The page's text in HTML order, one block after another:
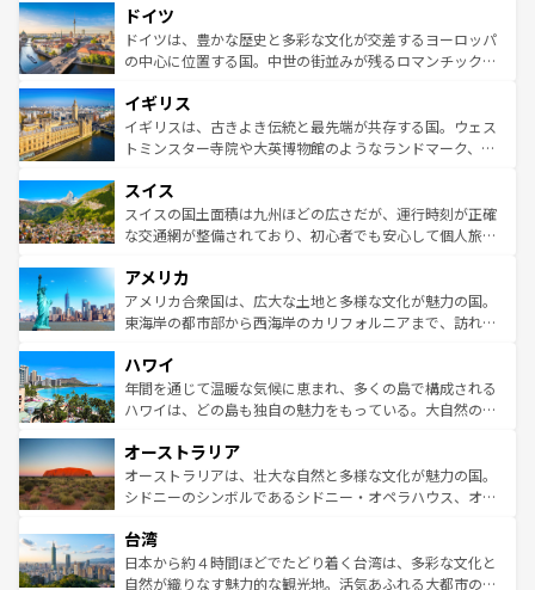
せる。地方によって風土や気候が異なるスペインはその個
性で訪れる人を魅了する。 なお、新着のスペイン情報は コ
ンテンツ一覧を参照してほしい。
で、幅広い魅力が詰まっている。華麗な宮殿、歴史的な大
聖堂、美しいビーチ、そして豊かな自然が、訪れる者を心
から魅了する。また、フランスは美食の国としても知ら
いる。シャンパンの発祥地であるランス、プロヴァンスの
香り高いラベンダー畑など、多彩な楽しみ方が可能だ。さ
らに、パリ以外の地域にも魅力が溢れており、どの街角に
れる地方に足を運ぶとそれぞれで全く異なる文化を体験で
きるだろう。 なお、新着のフランス情報はコンテンツ一覧
を参照してほしい。
ドイツ
ドイツは、豊かな歴史と多彩な文化が交差するヨーロッパ
の中心に位置する国。中世の街並みが残るロマンチック街
顔を持つこの国は、どこを歩いても飽きることがない。ベ
ルリンの文化的活気、バイエルン州のアルプスの絶景、そ
してライン川沿いのワイン畑といった風景は必見。ビール
は、お酒好きな人にはぜひ体験してほしい。 なお、新着の
ドイツ情報はコンテンツ一覧を参照してほしい。
イギリス
イギリスは、古きよき伝統と最先端が共存する国。ウェス
トミンスター寺院や大英博物館のようなランドマーク、歴
リアごとに異なる魅力がある。また、優雅なアフタヌーン
ティー、ビール好きにはたまらない英国パブ、サッカー観
戦など、本場だからこそできる体験も豊富。イギリスを旅
ンツ一覧を参照してほしい。
スイス
スイスの国土面積は九州ほどの広さだが、運行時刻が正確
な交通網が整備されており、初心者でも安心して個人旅行
の建物がそのまま残る町や、スイスならではのユニークな
博物館もあり、アルプス観光だけでなく町歩きも満喫する
ことができる。国民の所得が高いため物価も高いが、旅行
ば市内交通費無料で観光を楽しむこともできる。 なお、新
着のスイス情報はコンテンツ一覧 を参照してほしい。
アメリカ
アメリカ合衆国は、広大な土地と多様な文化が魅力の国。
東海岸の都市部から西海岸のカリフォルニアまで、訪れる
のような巨大都市は、観光、ショッピング、エンターテイ
ンメントが詰まった刺激的なスポットだ。一方、アメリカ
西部には大自然が広がり、グランドキャニオンやイエロー
部のニューオーリンズでは、音楽と美食が融合した独特の
文化が魅力。旅行者はアメリカの各地域で異なる魅力を楽
しみながら、その多様性と豊かな歴史を感じることができ
ならではの贅沢な旅のスタイルだ。 なお、新着のアメリカ
情報はコンテンツ一覧を参照してほしい。
ハワイ
年間を通じて温暖な気候に恵まれ、多くの島で構成される
ハワイは、どの島も独自の魅力をもっている。大自然の神
ワイ島は見逃せない。また、定番の観光地といえばオアフ
島だが、静かな自然を求めるならマウイ島やカウアイ島が
おすすめ。エメラルドグリーンに輝く海をはじめ、豊かな
れるおもてなしの心で訪れる人々を迎えてくれるハワイの
人々、おいしいローカルフードやハワイアンミュージッ
ク、伝統的なフラダンスなど、すべてがハワイの魅力を彩
オーストラリア
オーストラリアは、壮大な自然と多様な文化が魅力の国。
シドニーのシンボルであるシドニー・オペラハウス、オー
リアリーフや大陸中央部にそびえるウルル（エアーズロッ
ク）、タスマニアの美しい原生林やケアンズの熱帯雨林な
ど、見どころがたくさん。また、カフェやワイン、オージ
台湾
日本から約４時間ほどでたどり着く台湾は、多彩な文化と
自然が織りなす魅力的な観光地。活気あふれる大都市の台